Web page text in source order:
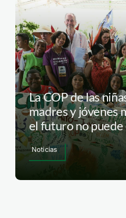
La COP de las
madres y jóvenes
el futuro no
Noticias